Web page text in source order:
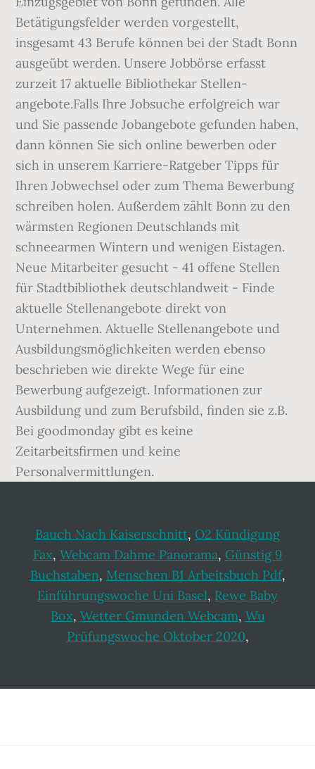
Betätigungsfelder werden vorgestellt,
insgesamt 43 Berufe können bei der Stadt Bonn
ausgeübt werden. Unsere Jobbörse erfasst
zurzeit 17 aktuelle Bibliothekar Stellen­
angebote.Falls Ihre Jobsuche erfolgreich war
und Sie passende Jobangebote gefunden haben,
dann können Sie sich online bewerben oder
sich in unserem Karriere-Ratgeber Tipps für
Ihren Jobwechsel oder zum Thema Bewerbung
schreiben holen. Außerdem zählt Bonn zu den
wärmsten Regionen Deutschlands mit
schneearmen Wintern und wenigen Eistagen.
Neue Mitarbeiter gesucht - 41 offene Stellen
für Stadtbibliothek deutschlandweit - Finde
aktuelle Stellenangebote direkt von
Unternehmen. Aktuelle Stellenangebote und
Ausbildungsmöglichkeiten werden ebenso
beschrieben wie direkte Wege für eine
Bewerbung aufgezeigt. Informationen zur
Ausbildung und zum Berufsbild, finden sie z.B.
Bei goodmonday gibt es keine
Zeitarbeitsfirmen und keine
Personalvermittlungen.
Bauch Nach Kaiserschnitt, O2 Kündigung
Fax, Webcam Dahme Panorama, Günstig 9
Buchstaben, Menschen B1 Arbeitsbuch Pdf,
Einführungswoche Uni Basel, Rewe Baby
Box, Wetter Gmunden Webcam, Wu
Prüfungswoche Oktober 2020,